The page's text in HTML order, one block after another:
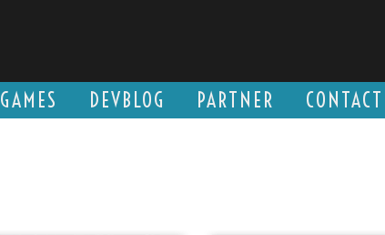
GAMES DEVBLOG PARTNER CONTACT